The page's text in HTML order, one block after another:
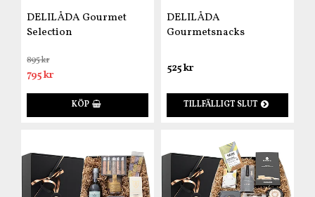
DELILÅDA Gourmet
Selection
895 kr
795 kr
KÖP
DELILÅDA
Gourmetsnacks
525 kr
TILLFÄLLIGT SLUT